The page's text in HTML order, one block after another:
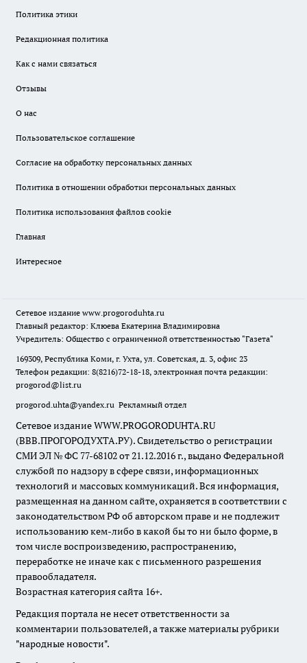
Политика этики
Редакционная политика
Как с нами связаться
Отзывы
О нас
Пользовательское соглашение
Согласие на обработку персональных данных
Политика в отношении обработки персональных данных
Политика использования файлов cookie
Главная
Интересное
Сетевое издание www.progoroduhta.ru
Главный редактор: Клюева Екатерина Владимировна
Учредитель: Общество с ограниченной ответственностью "Газета"
169309, Республика Коми, г. Ухта, ул. Советская, д. 3, офис 23
Телефон редакции: 8(8216)72-18-18, электронная почта редакции:
progorod@list.ru
progorod.uhta@yandex.ru Рекламный отдел
Сетевое издание WWW.PROGORODUHTA.RU
(ВВВ.ПРОГОРОДУХТА.РУ). Свидетельство о регистрации
СМИ ЭЛ № ФС 77-68102 от 21.12.2016 г., выдано Федеральной
службой по надзору в сфере связи, информационных
технологий и массовых коммуникаций. Вся информация,
размещенная на данном сайте, охраняется в соответствии с
законодательством РФ об авторском праве и не подлежит
использованию кем-либо в какой бы то ни было форме, в
том числе воспроизведению, распространению,
переработке не иначе как с письменного разрешения
правообладателя.
Возрастная категория сайта 16+.
Редакция портала не несет ответственности за
комментарии пользователей, а также материалы рубрики
"народные новости".